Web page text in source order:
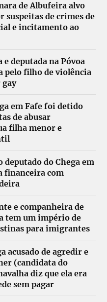
de Albufeira alvo
suspeitas de crimes de
e incitamento ao
e deputada na Póvoa
pelo filho de violência
gay
em Fafe foi detido
de abusar
filha menor e
deputado do Chega em
financeira com
e companheira de
tem um império de
para imigrantes
acusado de agredir e
(candidata do
diz que ela era
sem pagar